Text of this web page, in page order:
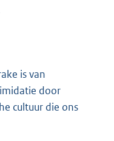
is van
door
cultuur die ons